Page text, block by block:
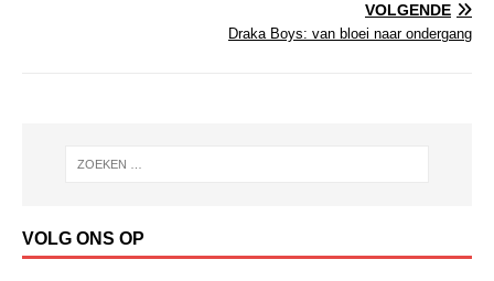
VOLGENDE
Draka Boys: van bloei naar ondergang
VOLG ONS OP